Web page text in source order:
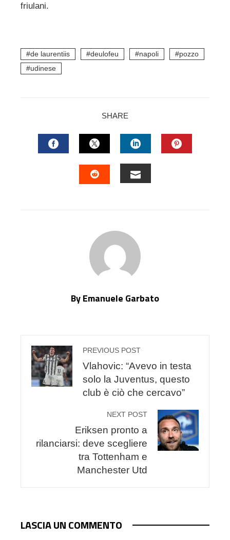
friulani.
de laurentiis deulofeu napoli
pozzo
udinese
SHARE
FACEBOOKTWITTERLINKEDIN
By Emanuele Garbato
PREVIOUS POST
Vlahovic: “Avevo in testa
solo la Juventus, questo
club è ciò che cercavo”
NEXT POST
Eriksen pronto a
rilanciarsi: deve scegliere
tra Tottenham e
Manchester Utd
LASCIA UN COMMENTO